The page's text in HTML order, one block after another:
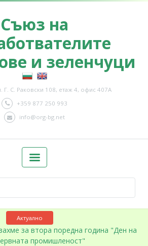
Съюз на
и зеленчуци
Г. С. Раковски 108, етаж 4, офис 407А
+359 877 250 993
info@org-bg.net
Актуално
за втора поредна година "Ден на
промишленост"